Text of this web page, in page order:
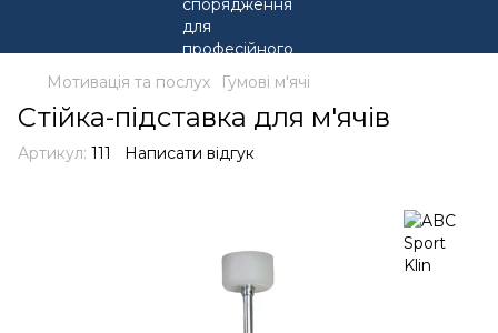
Мотивація та послух Гумові м'ячі
Стійка-підставка для м'ячів
Артикул: 111 Написати відгук